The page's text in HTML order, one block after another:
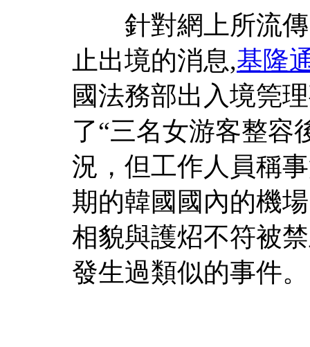
針對網上所流傳
止出境的消息,基隆
國法務部出入境筦
了“三名女游客整容
況，但工作人員稱
期的韓國國內的機
相貌與護炤不符被
發生過類似的事件。